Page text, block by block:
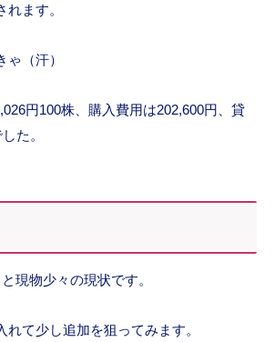
ます。
（汗）
円100株、購入費用は202,600円、貸
た。
現物少々の現状です。
て少し追加を狙ってみます。